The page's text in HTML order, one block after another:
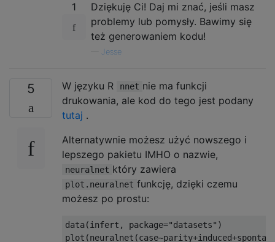
1
Dziękuję Ci! Daj mi znać, jeśli masz
problemy lub pomysły. Bawimy się
też generowaniem kodu!
Jesse
5 W języku R nnet nie ma funkcji
drukowania, ale kod do tego jest podany
tutaj .
Alternatywnie możesz użyć nowszego i
lepszego pakietu IMHO o nazwie,
neuralnet który zawiera
plot.neuralnet funkcję, dzięki czemu
możesz po prostu:
data(infert, package="datasets")